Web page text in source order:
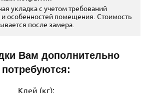
укладка с учетом требований
и особенностей помещения. Стоимость
после замера.
Вам дополнительно
потребуются:
Клей (кг):